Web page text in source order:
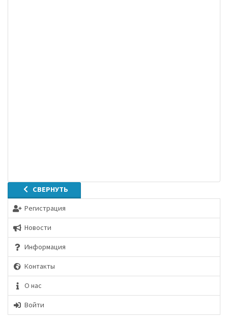
СВЕРНУТЬ
Регистрация
Новости
Информация
Контакты
О нас
Войти